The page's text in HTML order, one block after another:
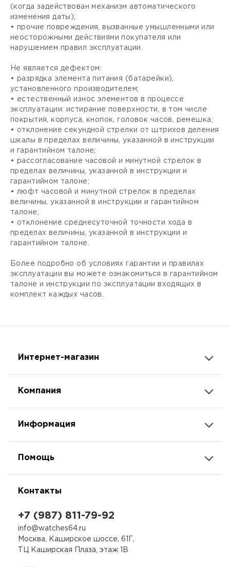
(когда задействован механизм автоматического
изменения даты);
• прочие повреждения, вызванные умышленными или
неосторожными действиями покупателя или
нарушением правил эксплуатации.
Не является дефектом:
• разрядка элемента питания (батарейки),
установленного производителем;
• естественный износ элементов в процессе
эксплуатации: истирание поверхности, в том числе
покрытия, корпуса, кнопок, головок часов, ремешка;
• отклонение секундной стрелки от штрихов деления
шкалы в пределах величины, указанной в инструкции
и гарантийном талоне;
• рассогласование часовой и минутной стрелок в
пределах величины, указанной в инструкции и
гарантийном талоне;
• люфт часовой и минутной стрелок в пределах
величины, указанной в инструкции и гарантийном
талоне;
• отклонение среднесуточной точности хода в
пределах величины, указанной в инструкции и
гарантийном талоне.
Более подробно об условиях гарантии и правилах
эксплуатации вы можете ознакомиться в гарантийном
талоне и инструкции по эксплуатации входящих в
комплект каждых часов.
Интернет-магазин
Компания
Информация
Помощь
Контакты
+7 (987) 811-79-92
info@watches64.ru
Москва, Каширское шоссе, 61Г,
ТЦ Каширская Плаза, этаж 1В